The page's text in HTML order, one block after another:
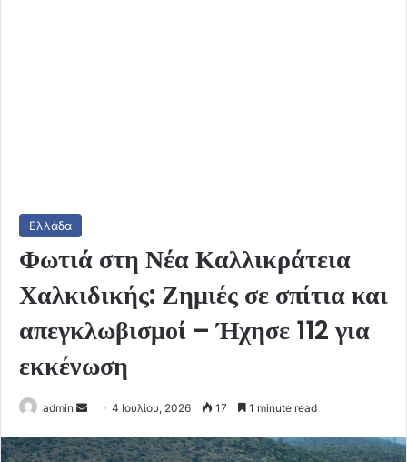
Ελλάδα
Φωτιά στη Νέα Καλλικράτεια
Χαλκιδικής: Ζημιές σε σπίτια και
απεγκλωβισμοί – Ήχησε 112 για
εκκένωση
admin
Send
email
4 Ιουλίου, 2026 17 1 minute read